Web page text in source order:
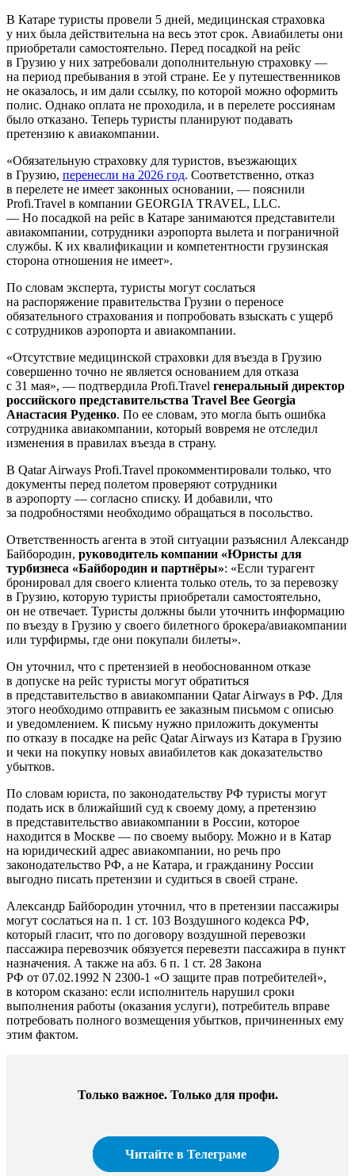
В Катаре туристы провели 5 дней, медицинская страховка
у них была действительна на весь этот срок. Авиабилеты они
приобретали самостоятельно. Перед посадкой на рейс
в Грузию у них затребовали дополнительную страховку —
на период пребывания в этой стране. Ее у путешественников
не оказалось, и им дали ссылку, по которой можно оформить
полис. Однако оплата не проходила, и в перелете россиянам
было отказано. Теперь туристы планируют подавать
претензию к авиакомпании.
«Обязательную страховку для туристов, въезжающих
в Грузию, перенесли на 2026 год. Соответственно, отказ
в перелете не имеет законных основании, — пояснили
Profi.Travel в компании GEORGIA TRAVEL, LLC.
— Но посадкой на рейс в Катаре занимаются представители
авиакомпании, сотрудники аэропорта вылета и пограничной
службы. К их квалификации и компетентности грузинская
сторона отношения не имеет».
По словам эксперта, туристы могут сослаться
на распоряжение правительства Грузии о переносе
обязательного страхования и попробовать взыскать с ущерб
с сотрудников аэропорта и авиакомпании.
«Отсутствие медицинской страховки для въезда в Грузию
совершенно точно не является основанием для отказа
с 31 мая», — подтвердила Profi.Travel генеральный директор
российского представительства Travel Bee Georgia
Анастасия Руденко. По ее словам, это могла быть ошибка
сотрудника авиакомпании, который вовремя не отследил
изменения в правилах въезда в страну.
В Qatar Airways Profi.Travel прокомментировали только, что
документы перед полетом проверяют сотрудники
в аэропорту — согласно списку. И добавили, что
за подробностями необходимо обращаться в посольство.
Ответственность агента в этой ситуации разъяснил Александр
Байбородин, руководитель компании «Юристы для
турбизнеса «Байбородин и партнёры»: «Если турагент
бронировал для своего клиента только отель, то за перевозку
в Грузию, которую туристы приобретали самостоятельно,
он не отвечает. Туристы должны были уточнить информацию
по въезду в Грузию у своего билетного брокера/авиакомпании
или турфирмы, где они покупали билеты».
Он уточнил, что с претензией в необоснованном отказе
в допуске на рейс туристы могут обратиться
в представительство в авиакомпании Qatar Airways в РФ. Для
этого необходимо отправить ее заказным письмом с описью
и уведомлением. К письму нужно приложить документы
по отказу в посадке на рейс Qatar Airways из Катара в Грузию
и чеки на покупку новых авиабилетов как доказательство
убытков.
По словам юриста, по законодательству РФ туристы могут
подать иск в ближайший суд к своему дому, а претензию
в представительство авиакомпании в России, которое
находится в Москве — по своему выбору. Можно и в Катар
на юридический адрес авиакомпании, но речь про
законодательство РФ, а не Катара, и гражданину России
выгодно писать претензии и судиться в своей стране.
Александр Байбородин уточнил, что в претензии пассажиры
могут сослаться на п. 1 ст. 103 Воздушного кодекса РФ,
который гласит, что по договору воздушной перевозки
пассажира перевозчик обязуется перевезти пассажира в пункт
назначения. А также на абз. 6 п. 1 ст. 28 Закона
РФ от 07.02.1992 N 2300-1 «О защите прав потребителей»,
в котором сказано: если исполнитель нарушил сроки
выполнения работы (оказания услуги), потребитель вправе
потребовать полного возмещения убытков, причиненных ему
этим фактом.
Только важное. Только для профи.​
Читайте в Телеграме